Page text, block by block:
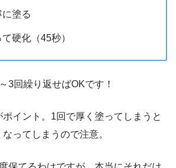
塗る
硬化（45秒）
3回繰り返せばOKです！
イント。1回で厚く塗ってしまうと
ってしまうので注意。